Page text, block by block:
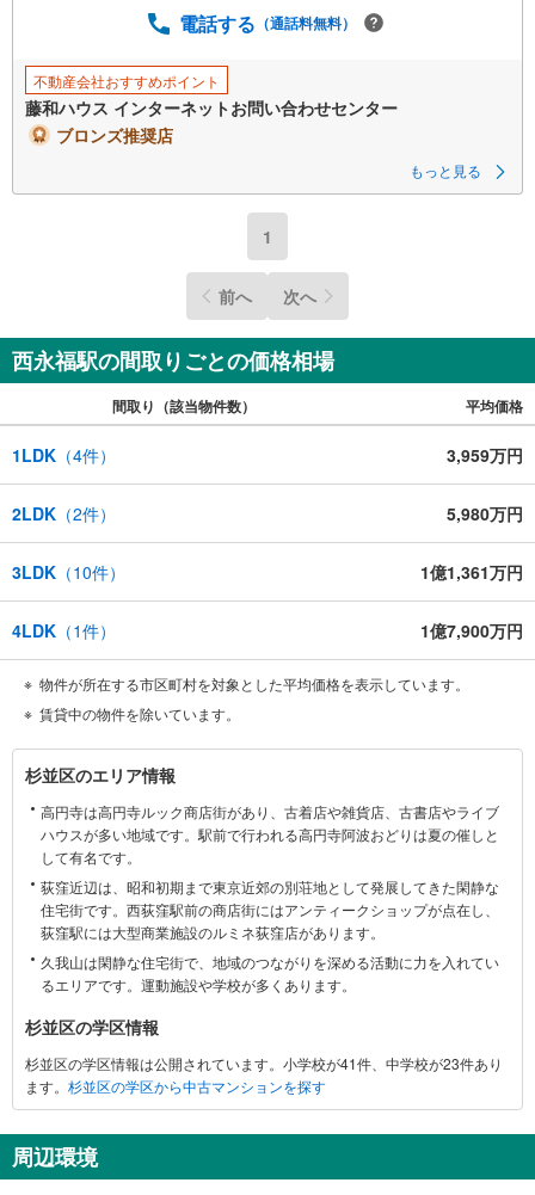
電話する （通話料無料）
不動産会社おすすめポイント
藤和ハウス インターネットお問い合わせセンター
ブロンズ推奨店
もっと見る
1
前へ 次へ
西永福駅の間取りごとの価格相場
間取り（該当物件数） 平均価格
1LDK （4件） 3,959万円
2LDK （2件） 5,980万円
3LDK （10件） 1億1,361万円
4LDK （1件） 1億7,900万円
物件が所在する市区町村を対象とした平均価格を表示しています。
賃貸中の物件を除いています。
杉
並
区
に
す
報
杉並区のエリア情報
高円寺は高円寺ルック商店街があり、古着店や雑貨店、古書店やライブ
ハウスが多い地域です。駅前で行われる高円寺阿波おどりは夏の催しと
して有名です。
荻窪近辺は、昭和初期まで東京近郊の別荘地として発展してきた閑静な
住宅街です。西荻窪駅前の商店街にはアンティークショップが点在し、
荻窪駅には大型商業施設のルミネ荻窪店があります。
久我山は閑静な住宅街で、地域のつながりを深める活動に力を入れてい
るエリアです。運動施設や学校が多くあります。
杉並区の学区情報
杉並区の学区情報は公開されています。小学校が41件、中学校が23件あり
ます。 杉並区の学区から中古マンションを探す
周辺環境